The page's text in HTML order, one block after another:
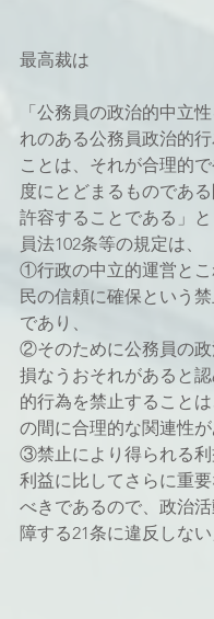
最高裁は
「公務員の政治的中立
れのある公務員政治的
ことは、それが合理的
度にとどまるものであ
許容することである」
員法102条等の規定は、
①行政の中立的運営と
民の信頼に確保という
であり、
②そのために公務員の政
損なうおそれがあると
的行為を禁止すること
の間に合理的な関連性が
③禁止により得られる利
利益に比してさらに重
べきであるので、政治
障する21条に違反しない